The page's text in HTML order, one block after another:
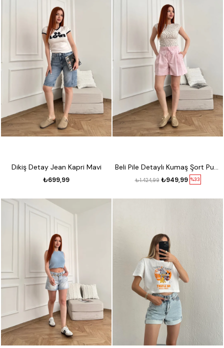
Dikiş Detay Jean Kapri Mavi
₺699,99 %33
₺949,99
₺1.424,99